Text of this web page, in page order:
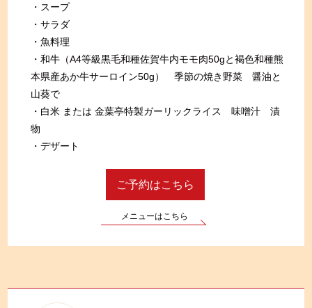
・スープ
・サラダ
・魚料理
・和牛（A4等級黒毛和種佐賀牛内モモ肉50gと褐色和種熊
本県産あか牛サーロイン50g） 季節の焼き野菜 醤油と
山葵で
・白米 または 金葉亭特製ガーリックライス 味噌汁 漬
物
・デザート
ご予約はこちら
メニューはこちら